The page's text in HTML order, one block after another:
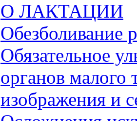
О ЛАКТАЦИИ
Обезболивание
Обязательное
органов малого
изображения и